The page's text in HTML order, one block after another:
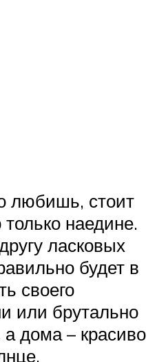
любишь, стоит
наедине.
ласковых
будет в
своего
или брутально
дома – красиво